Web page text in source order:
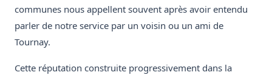
communes nous appellent souvent après avoir entendu
parler de notre service par un voisin ou un ami de
Tournay.
Cette réputation construite progressivement dans la